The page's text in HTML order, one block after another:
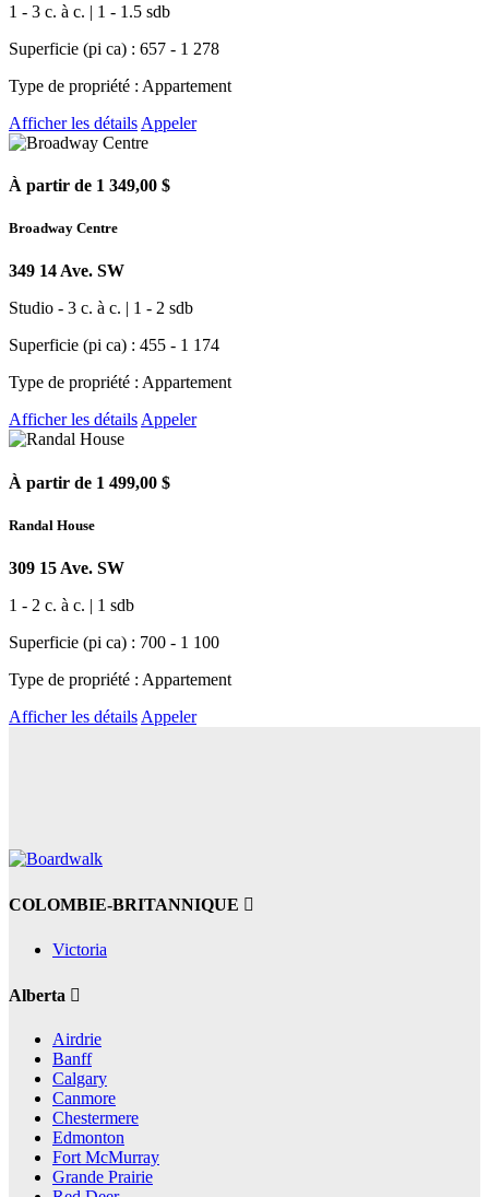
1 - 3 c. à c. | 1 - 1.5 sdb
Superficie (pi ca) : 657 - 1 278
Type de propriété : Appartement
Afficher les détails Appeler
À partir de 1 349,00 $
Broadway Centre
349 14 Ave. SW
Studio - 3 c. à c. | 1 - 2 sdb
Superficie (pi ca) : 455 - 1 174
Type de propriété : Appartement
Afficher les détailsAppeler
À partir de 1 499,00 $
Randal House
309 15 Ave. SW
1 - 2 c. à c. | 1 sdb
Superficie (pi ca) : 700 - 1 100
Type de propriété : Appartement
Afficher les détails Appeler
COLOMBIE-BRITANNIQUE
Victoria
Alberta
Airdrie
Banff
Calgary
Canmore
Chestermere
Edmonton
Fort McMurray
Grande Prairie